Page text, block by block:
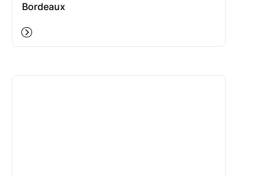
Bordeaux